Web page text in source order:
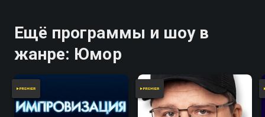
Ещё программы и шоу в
жанре: Юмор